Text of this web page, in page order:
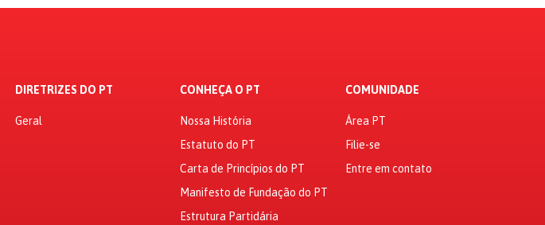
DIRETRIZES DO PT
Geral
CONHEÇA O PT
Nossa História
Estatuto do PT
Carta de Princípios do PT
Manifesto de Fundação do PT
Estrutura Partidária
COMUNIDADE
Área PT
Filie-se
Entre em contato